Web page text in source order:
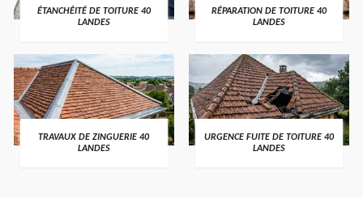
ÉTANCHÉITÉ DE TOITURE 40
LANDES
RÉPARATION DE TOITURE 40
LANDES
TRAVAUX DE ZINGUERIE 40
LANDES
URGENCE FUITE DE TOITURE 40
LANDES